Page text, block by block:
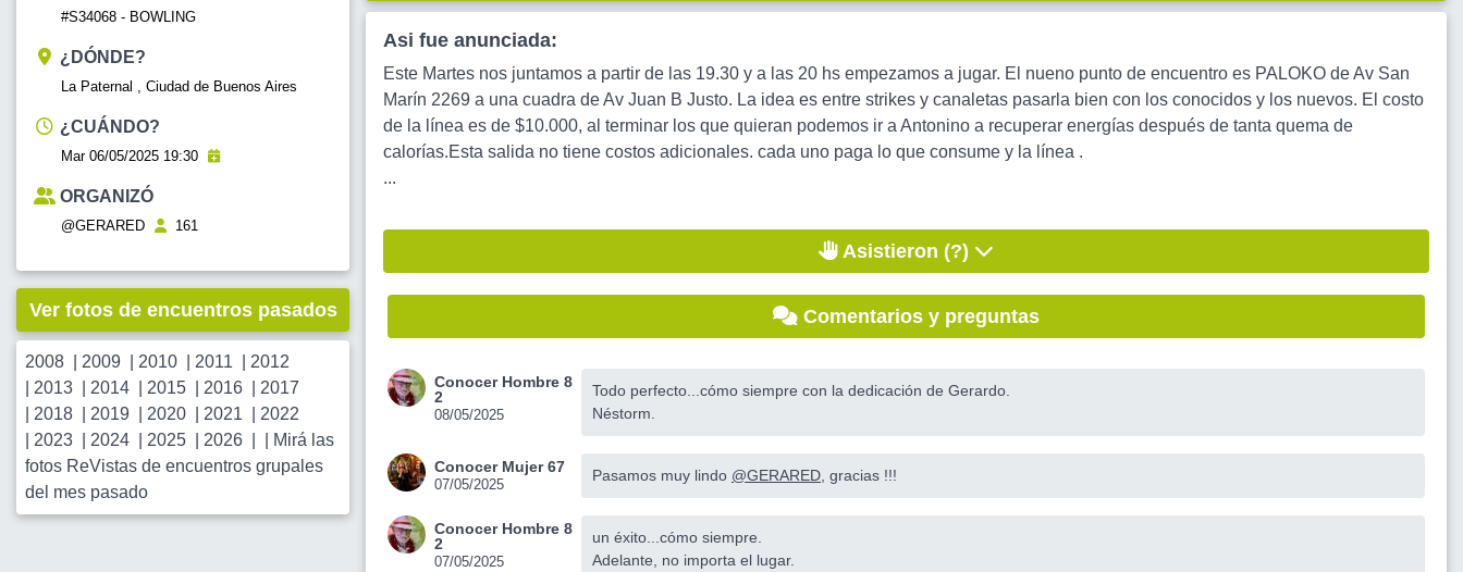
#S34068 - BOWLING
¿DÓNDE?
La Paternal , Ciudad de Buenos Aires
¿CUÁNDO?
Mar 06/05/2025 19:30
ORGANIZÓ
@GERARED 161
Ver fotos de encuentros pasados
2008 2009 2010 2011
2012
2013 2014 2015 2016
2017
2018 2019 2020 2021
2022
2023 2024 2025 2026
Mirá las
fotos ReVistas de encuentros grupales
del mes pasado
Asi fue anunciada:
Este Martes nos juntamos a partir de las 19.30 y a las 20 hs empezamos a jugar. El nueno punto de encuentro es PALOKO de Av San
Marín 2269 a una cuadra de Av Juan B Justo. La idea es entre strikes y canaletas pasarla bien con los conocidos y los nuevos. El costo
de la línea es de $10.000, al terminar los que quieran podemos ir a Antonino a recuperar energías después de tanta quema de
calorías.Esta salida no tiene costos adicionales. cada uno paga lo que consume y la línea .
...
Asistieron (?)
Comentarios y preguntas
Conocer Hombre 8
2
08/05/2025
Todo perfecto...cómo siempre con la dedicación de Gerardo.
Néstorm.
Conocer Mujer 67
07/05/2025
Pasamos muy lindo @GERARED , gracias !!!
Conocer Hombre 8
2
07/05/2025
un éxito...cómo siempre.
Adelante, no importa el lugar.